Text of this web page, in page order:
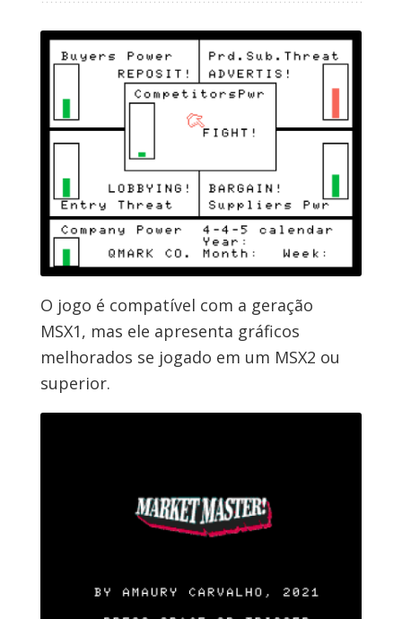
O jogo é compatível com a geração
MSX1, mas ele apresenta gráficos
melhorados se jogado em um MSX2 ou
superior.